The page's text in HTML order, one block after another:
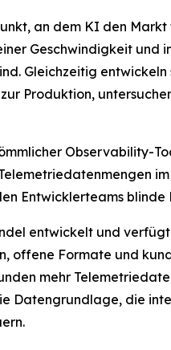
an dem KI den
Geschwindigkeit
Gleichzeitig
Produktion,
Observability-
Entwicklerteams
entwickelt und
offene Formate und
mehr
Datengrundlage, die